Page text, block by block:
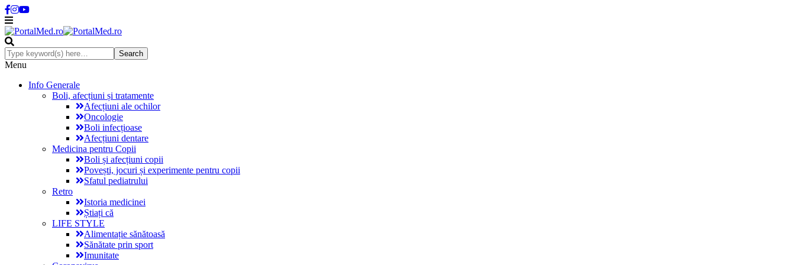
Menu
Info Generale
Boli, afecțiuni și tratamente
Afecțiuni ale ochilor
Oncologie
Boli infecțioase
Afecțiuni dentare
Medicina pentru Copii
Boli și afecțiuni copii
Povești, jocuri și experimente pentru copii
Sfatul pediatrului
Retro
Istoria medicinei
Știați că
LIFE STYLE
Alimentație sănătoasă
Sănătate prin sport
Imunitate